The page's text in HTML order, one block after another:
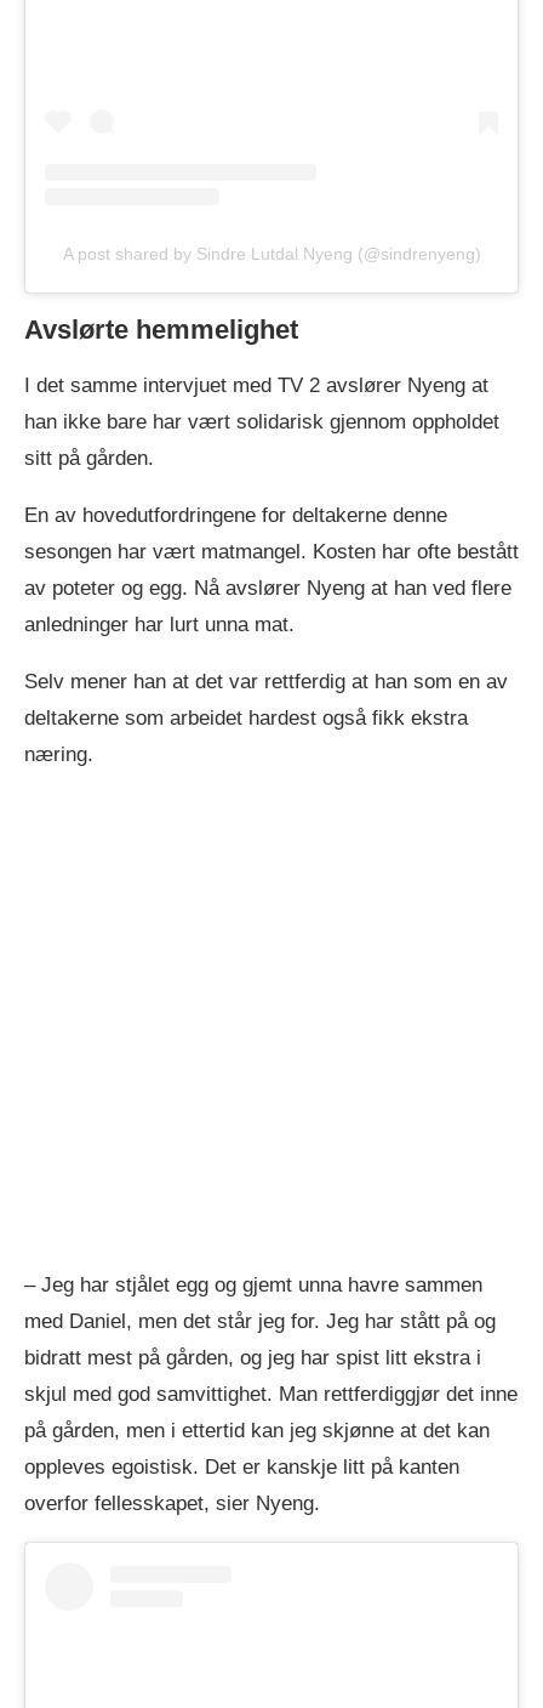
A post shared by Sindre Lutdal Nyeng (@sindrenyeng)
Avslørte hemmelighet
I det samme intervjuet med TV 2 avslører Nyeng at
han ikke bare har vært solidarisk gjennom oppholdet
sitt på gården.
En av hovedutfordringene for deltakerne denne
sesongen har vært matmangel. Kosten har ofte bestått
av poteter og egg. Nå avslører Nyeng at han ved flere
anledninger har lurt unna mat.
Selv mener han at det var rettferdig at han som en av
deltakerne som arbeidet hardest også fikk ekstra
næring.
– Jeg har stjålet egg og gjemt unna havre sammen
med Daniel, men det står jeg for. Jeg har stått på og
bidratt mest på gården, og jeg har spist litt ekstra i
skjul med god samvittighet. Man rettferdiggjør det inne
på gården, men i ettertid kan jeg skjønne at det kan
oppleves egoistisk. Det er kanskje litt på kanten
overfor fellesskapet, sier Nyeng.